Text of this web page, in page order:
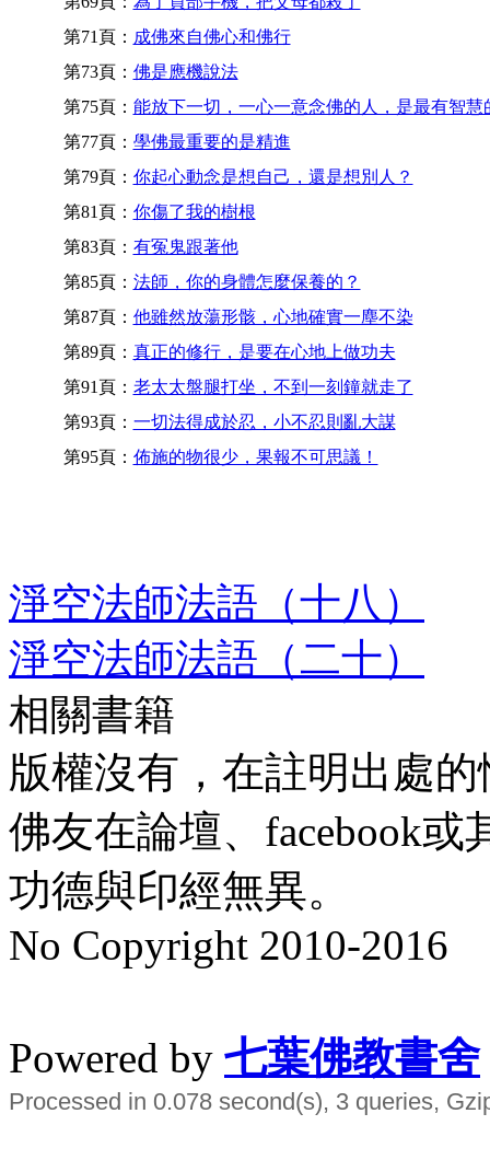
第71頁： 成佛來自佛心和佛行
第73頁： 佛是應機說法
第75頁： 能放下一切，一心一意念佛的人，是最有智慧
第77頁： 學佛最重要的是精進
第79頁： 你起心動念是想自己，還是想別人？
第81頁： 你傷了我的樹根
第83頁： 有冤鬼跟著他
第85頁： 法師，你的身體怎麼保養的？
第87頁： 他雖然放蕩形骸，心地確實一塵不染
第89頁： 真正的修行，是要在心地上做功夫
第91頁： 老太太盤腿打坐，不到一刻鐘就走了
第93頁： 一切法得成於忍，小不忍則亂大謀
第95頁： 佈施的物很少，果報不可思議！
淨空法師法語（十八）
淨空法師法語（二十）
相關書籍
版權沒有，在註明出處
佛友在論壇、facebook
功德與印經無異。
No Copyright 2010-2016
Powered by 七葉佛教書舍
Processed in 0.078 second(s), 3 queries,